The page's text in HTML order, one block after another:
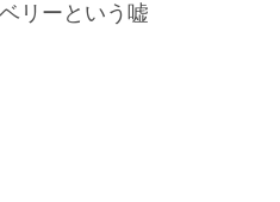
リーという嘘